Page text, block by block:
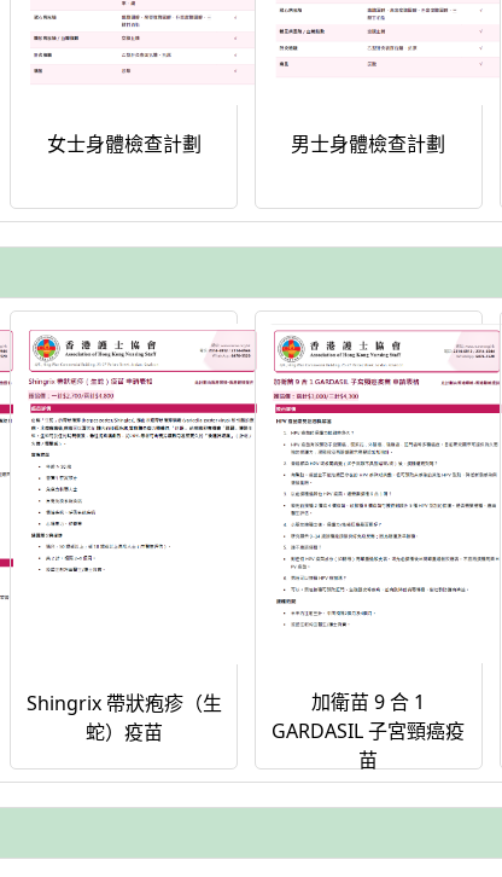
女士身體檢查計劃 男士身體檢查計劃
Shingrix 帶狀疱疹（生
蛇）疫苗
加衛苗 9 合 1
GARDASIL 子宮頸癌疫
苗